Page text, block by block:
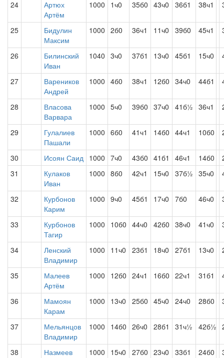
24
Артюх
Артём
1000 1ч0 35б0 43ч0 36б1 38ч1
25
Бидулин
Максим
1000 2б0 36ч1 11ч0 39б0 45ч1
26
Билинский
Иван
1040 3ч0 37б1 13ч0 45б1 15ч0
27
Вареников
Андрей
1000 4б0 38ч1 12б0 34ч0 44б1
28
Власова
Варвара
1000 5ч0 39б0 37ч0 41б½ 36ч1
29
Гулалиев
Пашали
1000 6б0 41ч1 14б0 44ч1 10б0
30 Исоян Саид 1000 7ч0 43б0 41б1 46ч1 14б0
31
Кулаков
Иван
1000 8б0 42ч1 15ч0 37б½ 35ч0
32
Курбонов
Карим
1000 9ч0 45б1 17ч0 7б0 46ч0
33
Курбонов
Тагир
1000 10б0 44ч0 42б0 38ч0 41ч0
34
Ленский
Владимир
1000 11ч0 23б1 18ч0 27б1 13ч0
35
Малеев
Артём
1000 12б0 24ч1 16б0 22ч1 31б1
36
Мамоян
Карам
1000 13ч0 25б0 45ч0 24ч0 28б0
37
Мельянцов
Владимир
1000 14б0 26ч0 28б1 31ч½ 42б½
38
Назмеев
1000 15ч0 27б0 23ч0 33б1 24б0